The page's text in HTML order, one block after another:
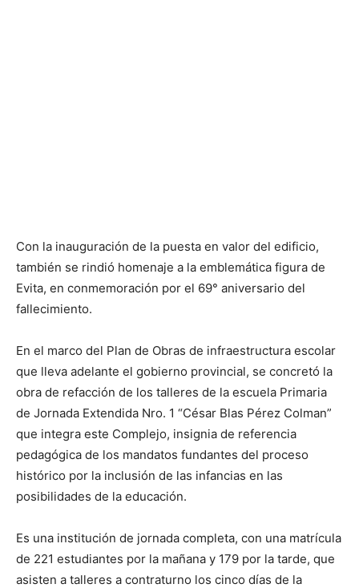
Con la inauguración de la puesta en valor del edificio,
también se rindió homenaje a la emblemática figura de
Evita, en conmemoración por el 69° aniversario del
fallecimiento.
En el marco del Plan de Obras de infraestructura escolar
que lleva adelante el gobierno provincial, se concretó la
obra de refacción de los talleres de la escuela Primaria
de Jornada Extendida Nro. 1 “César Blas Pérez Colman”
que integra este Complejo, insignia de referencia
pedagógica de los mandatos fundantes del proceso
histórico por la inclusión de las infancias en las
posibilidades de la educación.
Es una institución de jornada completa, con una matrícula
de 221 estudiantes por la mañana y 179 por la tarde, que
asisten a talleres a contraturno los cinco días de la